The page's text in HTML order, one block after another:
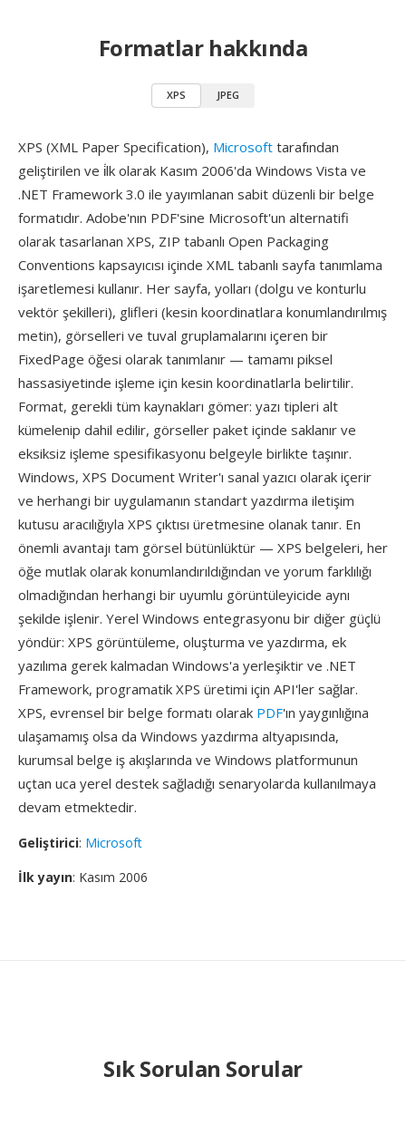
Formatlar hakkında
XPS JPEG
XPS (XML Paper Specification), Microsoft tarafından
geliştirilen ve i̇lk olarak Kasım 2006'da Windows Vista ve
.NET Framework 3.0 ile yayımlanan sabit düzenli bir belge
formatıdır. Adobe'nın PDF'sine Microsoft'un alternatifi
olarak tasarlanan XPS, ZIP tabanlı Open Packaging
Conventions kapsayıcısı içinde XML tabanlı sayfa tanımlama
işaretlemesi kullanır. Her sayfa, yolları (dolgu ve konturlu
vektör şekilleri), glifleri (kesin koordinatlara konumlandırılmış
metin), görselleri ve tuval gruplamalarını içeren bir
FixedPage öğesi olarak tanımlanır — tamamı piksel
hassasiyetinde işleme için kesin koordinatlarla belirtilir.
Format, gerekli tüm kaynakları gömer: yazı tipleri alt
kümelenip dahil edilir, görseller paket içinde saklanır ve
eksiksiz işleme spesifikasyonu belgeyle birlikte taşınır.
Windows, XPS Document Writer'ı sanal yazıcı olarak içerir
ve herhangi bir uygulamanın standart yazdırma iletişim
kutusu aracılığıyla XPS çıktısı üretmesine olanak tanır. En
önemli avantajı tam görsel bütünlüktür — XPS belgeleri, her
öğe mutlak olarak konumlandırıldığından ve yorum farklılığı
olmadığından herhangi bir uyumlu görüntüleyicide aynı
şekilde işlenir. Yerel Windows entegrasyonu bir diğer güçlü
yöndür: XPS görüntüleme, oluşturma ve yazdırma, ek
yazılıma gerek kalmadan Windows'a yerleşiktir ve .NET
Framework, programatik XPS üretimi için API'ler sağlar.
XPS, evrensel bir belge formatı olarak PDF'ın yaygınlığına
ulaşamamış olsa da Windows yazdırma altyapısında,
kurumsal belge iş akışlarında ve Windows platformunun
uçtan uca yerel destek sağladığı senaryolarda kullanılmaya
devam etmektedir.
Geliştirici: Microsoft
İlk yayın: Kasım 2006
Sık Sorulan Sorular